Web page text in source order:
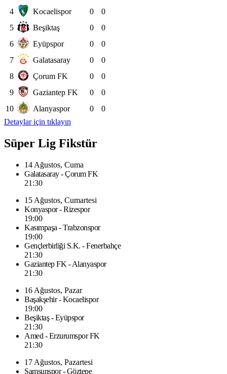
4
Kocaelispor 0
0
5
Beşiktaş 0
0
6
Eyüpspor 0
0
7
Galatasaray 0
0
8
Çorum FK 0
0
9
Gaziantep FK 0
0
10
Alanyaspor 0
0
Detaylar için tıklayın
Süper Lig Fikstür
14 Ağustos, Cuma
Galatasaray - Çorum FK
21:30
15 Ağustos, Cumartesi
Konyaspor - Rizespor
19:00
Kasımpaşa - Trabzonspor
19:00
Gençlerbirliği S.K. - Fenerbahçe
21:30
Gaziantep FK - Alanyaspor
21:30
16 Ağustos, Pazar
Başakşehir - Kocaelispor
19:00
Beşiktaş - Eyüpspor
21:30
Amed - Erzurumspor FK
21:30
17 Ağustos, Pazartesi
Samsunspor - Göztepe